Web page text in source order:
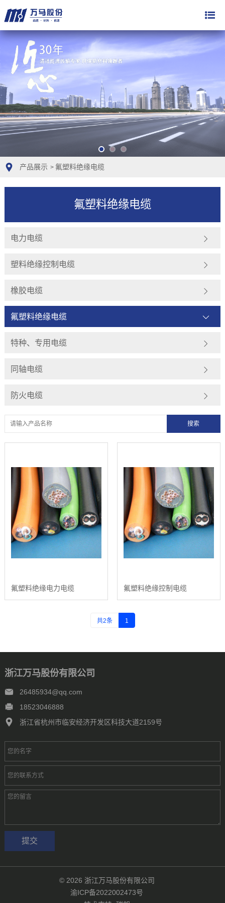
产品展示 > 氟塑料绝缘电缆
氟塑料绝缘电缆
电力电缆
塑料绝缘控制电缆
橡胶电缆
氟塑料绝缘电缆
特种、专用电缆
同轴电缆
防火电缆
氟塑料绝缘电力电缆 氟塑料绝缘控制电缆
共2条 1
浙江万马股份有限公司
26485934@qq.com
18523046888
浙江省杭州市临安经济开发区科技大道2159号
提交
© 2026 浙江万马股份有限公司
渝ICP备2022002473号